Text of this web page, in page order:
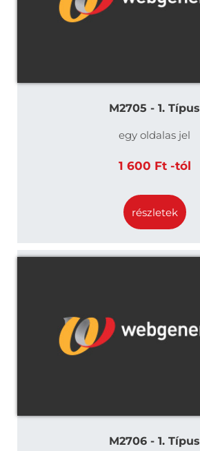
M2705 - 1. Típus
egy oldalas jel
1 600 Ft -tól
részletek
M2706 - 1. Típus